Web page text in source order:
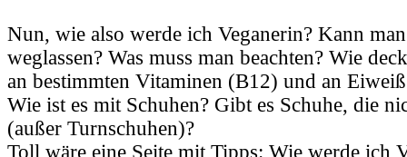
Nun, wie also werde ich Veganerin? Kann
weglassen? Was muss man beachten? Wie
an bestimmten Vitaminen (B12) und an
Wie ist es mit Schuhen? Gibt es Schuhe, die
(außer Turnschuhen)?
Toll wäre eine Seite mit Tipps: Wie werde ich